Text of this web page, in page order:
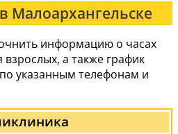
Малоархангельске
информацию о часах
а также график
указанным телефонам и